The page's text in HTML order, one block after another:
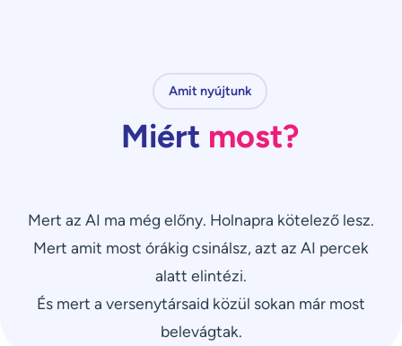
Amit nyújtunk
Miért most?
Mert az AI ma még előny. Holnapra kötelező lesz.
Mert amit most órákig csinálsz, azt az AI percek
alatt elintézi.
És mert a versenytársaid közül sokan már most
belevágtak.